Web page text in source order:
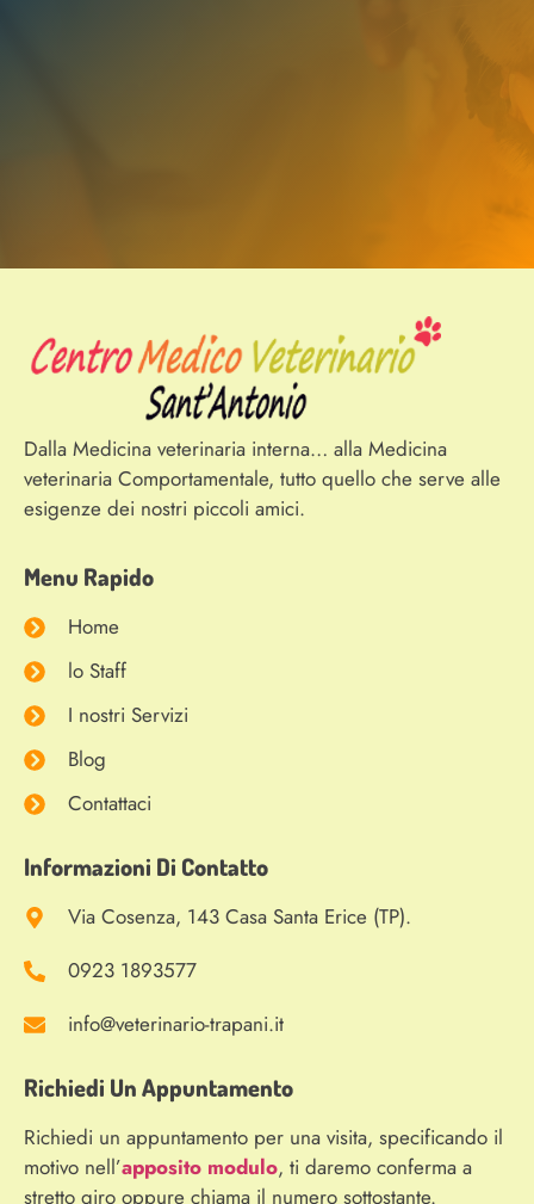
Dalla Medicina veterinaria interna… alla Medicina
veterinaria Comportamentale, tutto quello che serve alle
esigenze dei nostri piccoli amici.
Menu Rapido
Home
lo Staff
I nostri Servizi
Blog
Contattaci
Informazioni Di Contatto
Via Cosenza, 143 Casa Santa Erice (TP).
0923 1893577
info@veterinario-trapani.it
Richiedi Un Appuntamento
Richiedi un appuntamento per una visita, specificando il
motivo nell’apposito modulo, ti daremo conferma a
stretto giro oppure chiama il numero sottostante.